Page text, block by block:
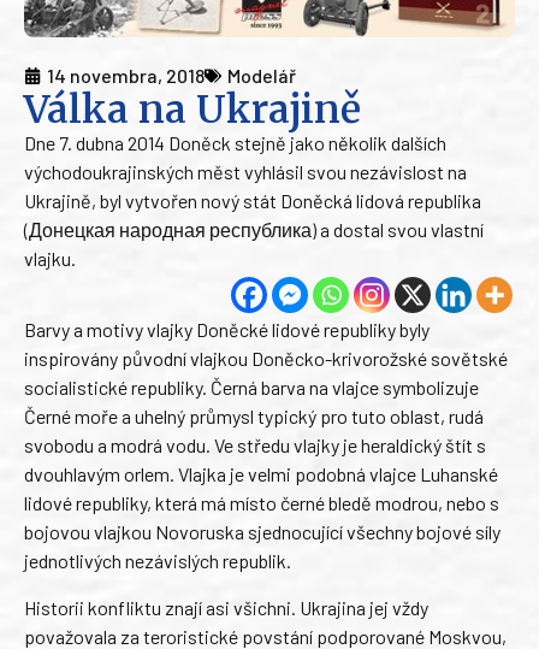
14 novembra, 2018 Modelář
Válka na Ukrajině
Dne 7. dubna 2014 Doněck stejně jako několik dalších
východoukrajinských měst vyhlásil svou nezávislost na
Ukrajině, byl vytvořen nový stát Doněcká lidová republika
(Донецкая народная республика) a dostal svou vlastní
vlajku.
Barvy a motivy vlajky Doněcké lidové republiky byly
inspirovány původní vlajkou Doněcko-krivorožské sovětské
socialistické republiky. Černá barva na vlajce symbolizuje
Černé moře a uhelný průmysl typický pro tuto oblast, rudá
svobodu a modrá vodu. Ve středu vlajky je heraldický štít s
dvouhlavým orlem. Vlajka je velmi podobná vlajce Luhanské
lidové republiky, která má místo černé bledě modrou, nebo s
bojovou vlajkou Novoruska sjednocující všechny bojové síly
jednotlivých nezávislých republik.
Historii konfliktu znají asi všichni. Ukrajina jej vždy
považovala za teroristické povstání podporované Moskvou,